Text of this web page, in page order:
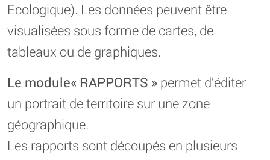
Ecologique). Les données peuvent être
visualisées sous forme de cartes, de
tableaux ou de graphiques.
Le module« RAPPORTS » permet d’éditer
un portrait de territoire sur une zone
géographique.
Les rapports sont découpés en plusieurs